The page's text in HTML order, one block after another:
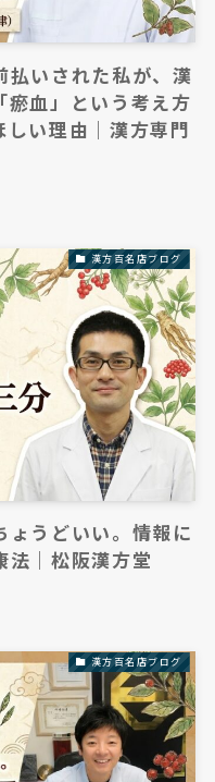
払いされた私が、漢
瘀血」という考え方
しい理由｜漢方専門
漢方百名店ブログ
ょうどいい。情報に
法｜松阪漢方堂
漢方百名店ブログ